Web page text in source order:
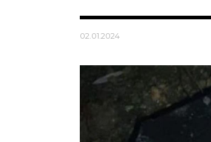
02.01.2024